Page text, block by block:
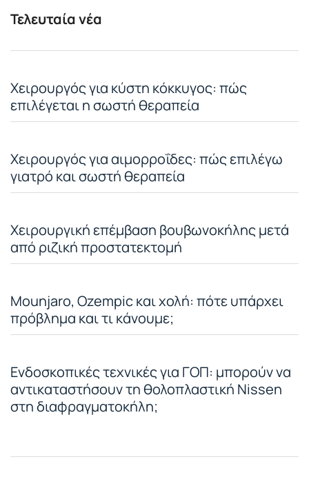
Τελευταία νέα
Χειρουργός για κύστη κόκκυγος: πώς
επιλέγεται η σωστή θεραπεία
Χειρουργός για αιμορροΐδες: πώς επιλέγω
γιατρό και σωστή θεραπεία
Χειρουργική επέμβαση βουβωνοκήλης μετά
από ριζική προστατεκτομή
Mounjaro, Ozempic και χολή: πότε υπάρχει
πρόβλημα και τι κάνουμε;
Ενδοσκοπικές τεχνικές για ΓΟΠ: μπορούν να
αντικαταστήσουν τη θολοπλαστική Nissen
στη διαφραγματοκήλη;